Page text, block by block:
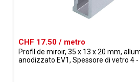
CHF 17.50 / metro
Profil de miroir, 35 x 13 x 20 mm,
anodizzato EV1, Spessore di vetro 4